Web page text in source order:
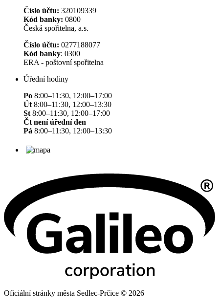
Číslo účtu: 320109339
Kód banky: 0800
Česká spořitelna, a.s.
Číslo účtu: 0277188077
Kód banky: 0300
ERA - poštovní spořitelna
Úřední hodiny
Po 8:00–11:30, 12:00–17:00
Út 8:00–11:30, 12:00–13:30
St 8:00–11:30, 12:00–17:00
Čt není úřední den
Pá 8:00–11:30, 12:00–13:30
Oficiální stránky města Sedlec-Prčice © 2026